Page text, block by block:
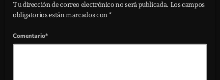
Tu dirección de correo electrónico no será publicada. Los campos
obligatorios están marcados con *
Comentario*